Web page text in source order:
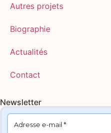
Autres projets
Biographie
Actualités
Contact
Newsletter